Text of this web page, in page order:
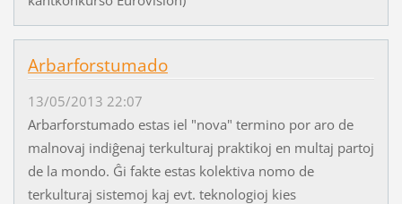
Arbarforstumado
13/05/2013 22:07
Arbarforstumado estas iel "nova" termino por aro de
malnovaj indiĝenaj terkulturaj praktikoj en multaj partoj
de la mondo. Ĝi fakte estas kolektiva nomo de
terkulturaj sistemoj kaj evt. teknologioj kies